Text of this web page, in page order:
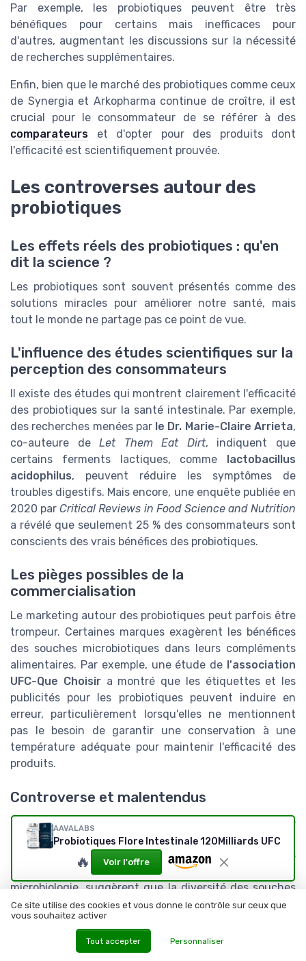
Par exemple, les probiotiques peuvent être très
bénéfiques pour certains mais inefficaces pour
d'autres, augmentant les discussions sur la nécessité
de recherches supplémentaires.
Enfin, bien que le marché des probiotiques comme ceux
de Synergia et Arkopharma continue de croître, il est
crucial pour le consommateur de se référer à des
comparateurs et d'opter pour des produits dont
l'efficacité est scientifiquement prouvée.
Les controverses autour des
probiotiques
Les effets réels des probiotiques : qu'en
dit la science ?
Les probiotiques sont souvent présentés comme des
solutions miracles pour améliorer notre santé, mais
tout le monde ne partage pas ce point de vue.
L'influence des études scientifiques sur la
perception des consommateurs
Il existe des études qui montrent clairement l'efficacité
des probiotiques sur la santé intestinale. Par exemple,
des recherches menées par le Dr. Marie-Claire Arrieta,
co-auteure deLet Them Eat Dirt, indiquent que
certains ferments lactiques, comme
lactobacillus
acidophilus, peuvent réduire les symptômes de
troubles digestifs. Mais encore, une enquête publiée en
2020 parCritical Reviews in Food Science and Nutrition
a révélé que seulement 25 % des consommateurs sont
conscients des vrais bénéfices des probiotiques.
Les pièges possibles de la
commercialisation
Le marketing autour des probiotiques peut parfois être
trompeur. Certaines marques exagèrent les bénéfices
des souches microbiotiques dans leurs compléments
alimentaires. Par exemple, une étude de l'association
UFC-Que Choisira montré que les étiquettes et les
publicités pour les probiotiques peuvent induire en
erreur, particulièrement lorsqu'elles ne mentionnent
pas le besoin de garantir une conservation à une
température adéquate pour maintenir l'efficacité des
produits.
Controverse et malentendus
Un autre débat porte sur la quantité exacte de
souches microbiennes nécessaires pour obtenir un
effet bénéfique. Certaines recherches, comme celles
Dr. Gregor Reid
, un expert reconnu en
microbiologie, suggèrent que la diversité des souches
est aussi importante que leur nombre. En effet, des
produits commeergystress seren de Nutergia
spécifiquement des souches pour des effets précis sur
AAVALABS
Probiotiques Flore Intestinale 120Milliards UFC
🔥 Voir l'offre
Ce site utilise des cookies et vous donne le contrôle sur ceux que
vous souhaitez activer
Tout accepter Personnaliser